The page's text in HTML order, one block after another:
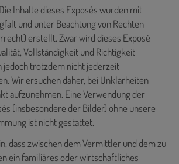
Inhalte dieses Exposés wurden mit
und unter Beachtung von Rechten
erstellt. Zwar wird dieses Exposé
Vollständigkeit und Richtigkeit
jedoch trotzdem nicht jederzeit
Wir ersuchen daher, bei Unklarheiten
aufzunehmen. Eine Verwendung der
(insbesondere der Bilder) ohne unsere
ist nicht gestattet.
dass zwischen dem Vermittler und dem zu
ein familiäres oder wirtschaftliches